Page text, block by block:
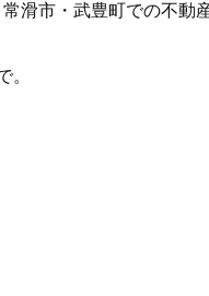
滑市・武豊町での不動
。